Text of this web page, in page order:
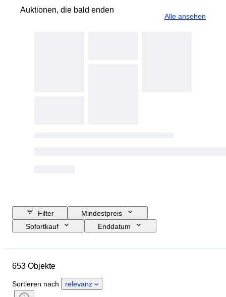
Auktionen, die bald enden
Alle ansehen
Filter
Mindestpreis
Sofortkauf
Enddatum
Herkunftsland
Geschlecht
Zustand
Epoche
Accessoires enthalten
653 Objekte
Sortieren nach relevanz